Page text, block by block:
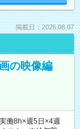
掲載日：2026.08.07
の映像編
働8h×週5日×4週